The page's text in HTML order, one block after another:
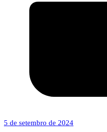
5 de setembro de 2024